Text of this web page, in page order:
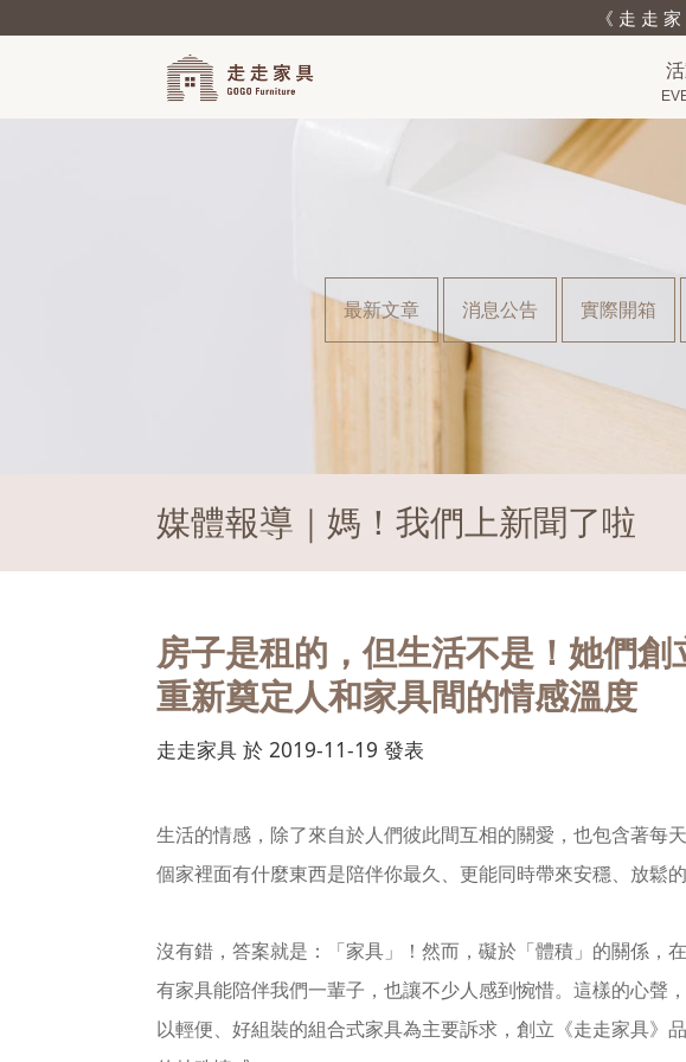
《走走
最新文章 消息公告 實際開箱
媒體報導｜媽！我們上新聞了啦
房子是租的，但生活不是！她們創
重新奠定人和家具間的情感溫度
走走家具 於 2019-11-19 發表
生活的情感，除了來自於人們彼此間互相的關愛，也包含著每
個家裡面有什麼東西是陪伴你最久、更能同時帶來安穩、放鬆
沒有錯，答案就是：「家具」！然而，礙於「體積」的關係，
有家具能陪伴我們一輩子，也讓不少人感到惋惜。這樣的心聲
以輕便、好組裝的組合式家具為主要訴求，創立《走走家具》